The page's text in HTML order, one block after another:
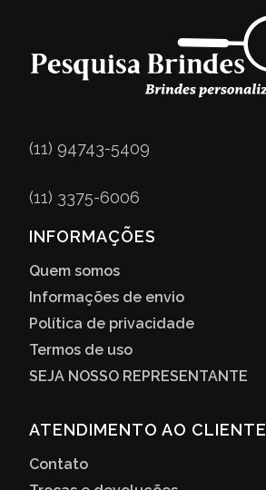
(11) 94743-5409
(11) 3375-6006
INFORMAÇÕES
Quem somos
Informações de envio
Política de privacidade
Termos de uso
SEJA NOSSO REPRESENTANTE
ATENDIMENTO AO CLIENTE
Contato